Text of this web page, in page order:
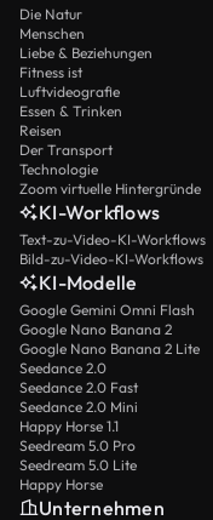
Die Natur
Menschen
Liebe & Beziehungen
Fitness ist
Luftvideografie
Essen & Trinken
Reisen
Der Transport
Technologie
Zoom virtuelle Hintergründe
KI-Workflows
Text-zu-Video-KI-Workflows
Bild-zu-Video-KI-Workflows
KI-Modelle
Google Gemini Omni Flash
Google Nano Banana 2
Google Nano Banana 2 Lite
Seedance 2.0
Seedance 2.0 Fast
Seedance 2.0 Mini
Happy Horse 1.1
Seedream 5.0 Pro
Seedream 5.0 Lite
Happy Horse
Unternehmen